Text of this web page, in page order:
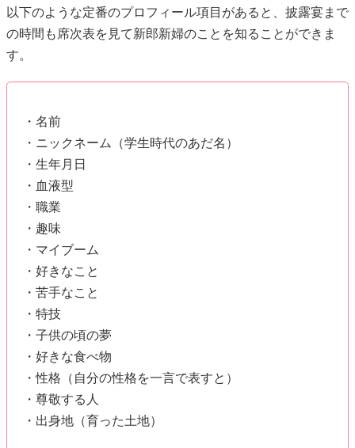
・生年月日
・血液型
・趣味
・好きなこと
・苦手なこと
・特技
・子供の頃の夢
・好きな食べ物
・性格（自分の性格を一言で表すと）
・尊敬する人
・出身地（育った土地）
また以下のようなお互いへの質問などもゲストに楽しんで読
んでもらえそうですね。
・お互いの第一印象は？